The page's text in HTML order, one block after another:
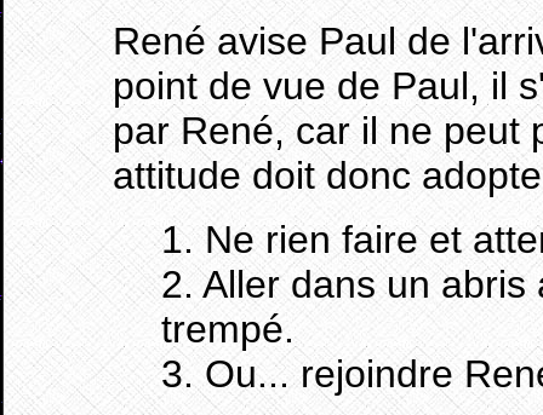
René avise Paul de
point de vue de Paul, il
par René, car il ne peut
attitude doit donc
1. Ne rien faire et
2. Aller dans un
trempé.
3. Ou... rejoindre